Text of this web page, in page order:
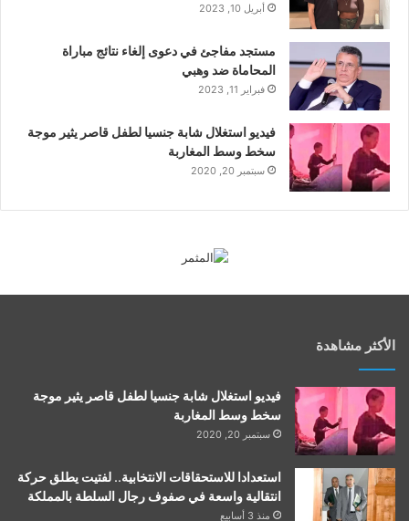
أبريل 10, 2023
مستجد مفاجئ في دعوى إلغاء نتائج مباراة
المحاماة ضد وهبي
فبراير 11, 2023
فيديو استغلال شابة جنسيا لطفل قاصر يثير موجة
سخط وسط المغاربة
سبتمبر 20, 2020
الأكثر مشاهدة
فيديو استغلال شابة جنسيا لطفل قاصر يثير موجة
سخط وسط المغاربة
سبتمبر 20, 2020
استعدادا للاستحقاقات الانتخابية.. لفتيت يطلق حركة
انتقالية واسعة في صفوف رجال السلطة بالمملكة
منذ 3 أسابيع